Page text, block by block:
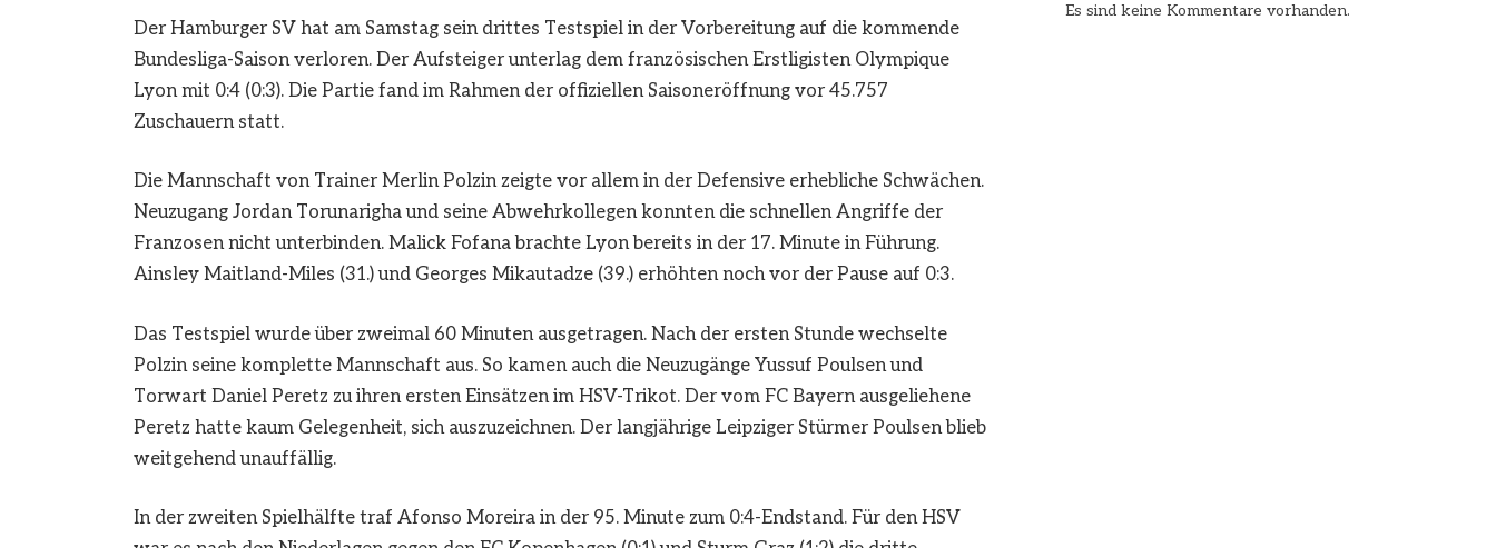
Der Hamburger SV hat am Samstag sein drittes Testspiel in der Vorbereitung auf die kommende
Bundesliga-Saison verloren. Der Aufsteiger unterlag dem französischen Erstligisten Olympique
Lyon mit 0:4 (0:3). Die Partie fand im Rahmen der offiziellen Saisoneröffnung vor 45.757
Zuschauern statt.
Die Mannschaft von Trainer Merlin Polzin zeigte vor allem in der Defensive erhebliche Schwächen.
Neuzugang Jordan Torunarigha und seine Abwehrkollegen konnten die schnellen Angriffe der
Franzosen nicht unterbinden. Malick Fofana brachte Lyon bereits in der 17. Minute in Führung.
Ainsley Maitland-Miles (31.) und Georges Mikautadze (39.) erhöhten noch vor der Pause auf 0:3.
Das Testspiel wurde über zweimal 60 Minuten ausgetragen. Nach der ersten Stunde wechselte
Polzin seine komplette Mannschaft aus. So kamen auch die Neuzugänge Yussuf Poulsen und
Torwart Daniel Peretz zu ihren ersten Einsätzen im HSV-Trikot. Der vom FC Bayern ausgeliehene
Peretz hatte kaum Gelegenheit, sich auszuzeichnen. Der langjährige Leipziger Stürmer Poulsen blieb
weitgehend unauffällig.
In der zweiten Spielhälfte traf Afonso Moreira in der 95. Minute zum 0:4-Endstand. Für den HSV
Es sind keine Kommentare vorhanden.